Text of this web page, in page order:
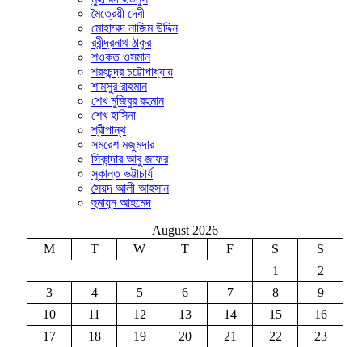
মৈত্রেয়ী দেবী
মোহাম্মদ নাজিম উদ্দিন
রবীন্দ্রনাথ ঠাকুর
শওকত ওসমান
শরৎচন্দ্র চট্টোপাধ্যায়
শামসুর রাহমান
শেখ মুজিবুর রহমান
শেখ হাসিনা
শ্রীপান্থ
সমরেশ মজুমদার
সিকান্দার আবু জাফর
সুকান্ত ভট্টাচার্য
সৈয়দ আলী আহসান
হুমায়ূন আহমেদ
August 2026
M
T W T F S
S
1
2
3
4 5 6 7 8
9
10
11 12 13 14 15
16
17
18 19 20 21 22
23